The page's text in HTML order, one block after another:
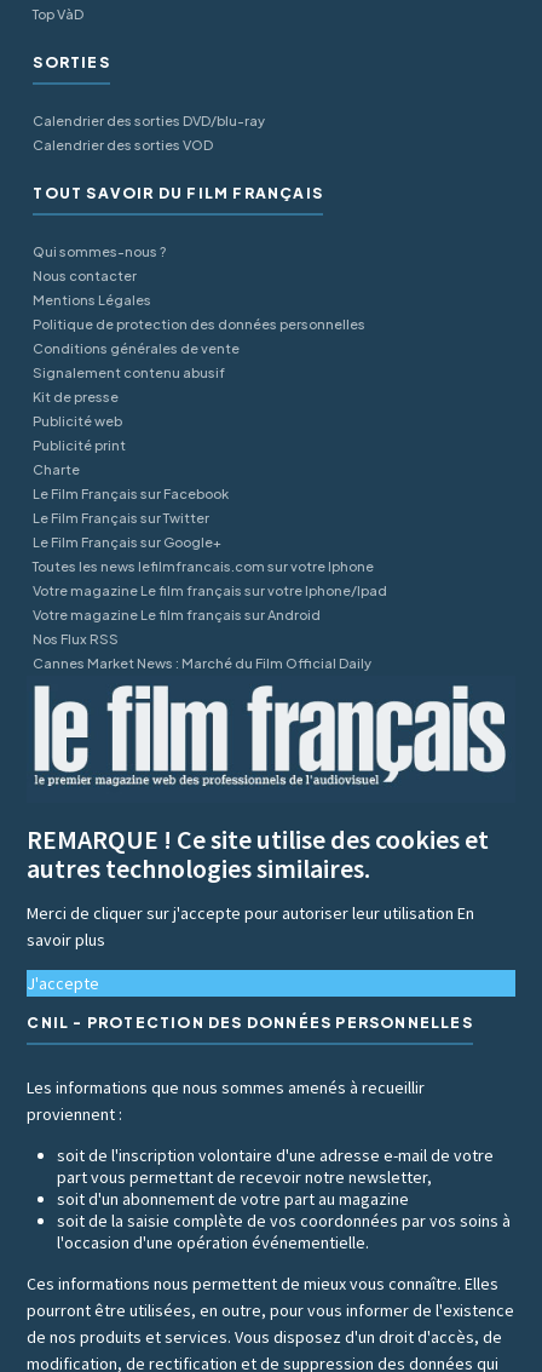
Top VàD
SORTIES
Calendrier des sorties DVD/blu-ray
Calendrier des sorties VOD
TOUT SAVOIR DU FILM FRANÇAIS
Qui sommes-nous ?
Nous contacter
Mentions Légales
Politique de protection des données personnelles
Conditions générales de vente
Signalement contenu abusif
Kit de presse
Publicité web
Publicité print
Charte
Le Film Français sur Facebook
Le Film Français sur Twitter
Le Film Français sur Google+
Toutes les news lefilmfrancais.com sur votre Iphone
Votre magazine Le film français sur votre Iphone/Ipad
Votre magazine Le film français sur Android
Nos Flux RSS
Cannes Market News : Marché du Film Official Daily
REMARQUE ! Ce site utilise des cookies et
autres technologies similaires.
Merci de cliquer sur j'accepte pour autoriser leur utilisationEn
savoir plus
J'accepte
CNIL - PROTECTION DES DONNÉES PERSONNELLES
Les informations que nous sommes amenés à recueillir
proviennent :
soit de l'inscription volontaire d'une adresse e-mail de votre
part vous permettant de recevoir notre newsletter,
soit d'un abonnement de votre part au magazine
soit de la saisie complète de vos coordonnées par vos soins à
l'occasion d'une opération événementielle.
Ces informations nous permettent de mieux vous connaître. Elles
pourront être utilisées, en outre, pour vous informer de l'existence
de nos produits et services. Vous disposez d'un droit d'accès, de
modification, de rectification et de suppression des données qui